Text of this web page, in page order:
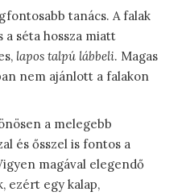
tanács. A falak
séta hossza miatt
lapos talpú lábbeli. Magas
nem ajánlott a falakon
a melegebb
és ősszel is fontos a
magával elegendő
ezért egy kalap,